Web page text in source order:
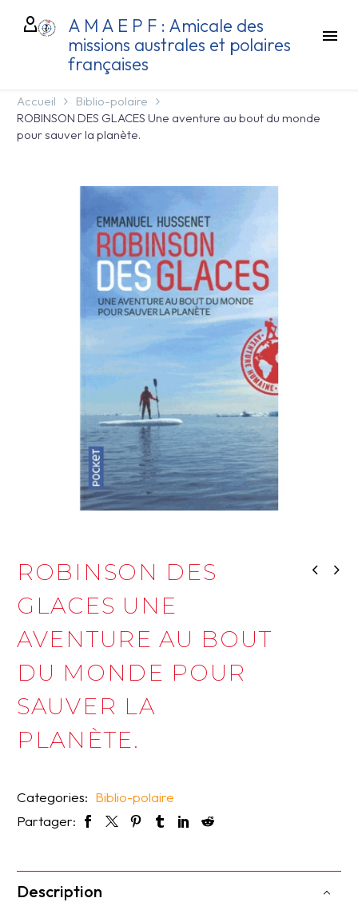
A M A E P F : Amicale des
missions australes et polaires
françaises
Accueil
Biblio-polaire
ROBINSON DES GLACES Une aventure au bout du monde
pour sauver la planète.
ROBINSON DES
GLACES UNE
AVENTURE AU BOUT
DU MONDE POUR
SAUVER LA
PLANÈTE.
Categories: Biblio-polaire
Partager:
Description